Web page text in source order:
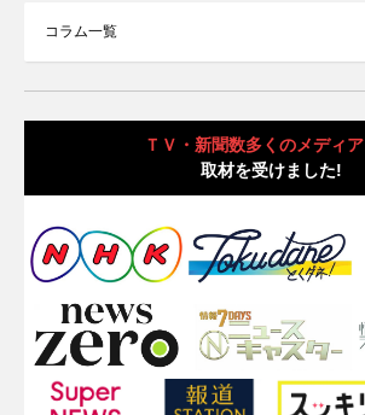
コラム一覧
ＴＶ・新聞数多くのメディア
取材を受けました!